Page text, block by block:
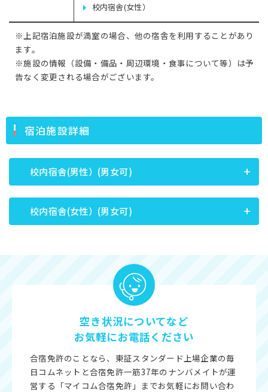
校内宿舎(女性）
※上記宿泊施設が満室の場合、他の宿舎を利用することがあり
ます。
※施設の情報（設備・備品・周辺環境・食事について等）は予
告なく変更される場合がございます。
宿泊施設詳細
校内宿舎(男性）(男女可)
校内宿舎(女性）(男女可)
空き状況についてなど
お気軽にお電話ください
合宿免許のことなら、東証スタンダード上場企業の毎
日コムネットと合宿免許一筋37年のナンバメイトが運
営する「マイコム合宿免許」までお気軽にお問い合わ